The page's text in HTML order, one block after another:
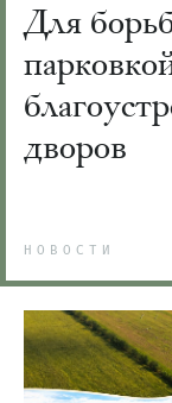
Для
дворов
НОВОСТИ